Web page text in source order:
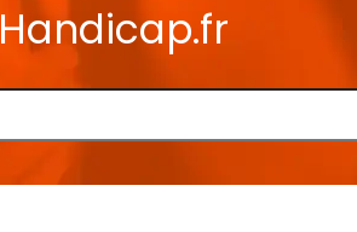
Handicap.fr